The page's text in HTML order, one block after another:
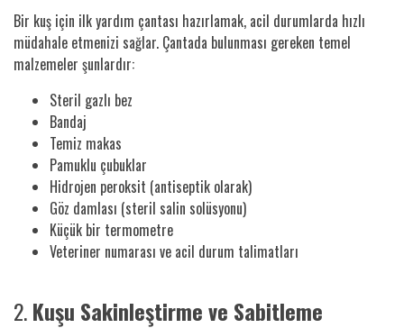
Bir kuş için ilk yardım çantası hazırlamak, acil durumlarda hızlı
müdahale etmenizi sağlar. Çantada bulunması gereken temel
malzemeler şunlardır:
Steril gazlı bez
Bandaj
Temiz makas
Pamuklu çubuklar
Hidrojen peroksit (antiseptik olarak)
Göz damlası (steril salin solüsyonu)
Küçük bir termometre
Veteriner numarası ve acil durum talimatları
2.Kuşu Sakinleştirme ve Sabitleme